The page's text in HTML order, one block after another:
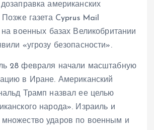
американских
Позже газета Cyprus Mail
военных базах Великобритании
«угрозу безопасности».
28 февраля начали масштабную
в Иране. Американский
Трамп назвал ее целью
народа». Израиль и
ударов по военным и